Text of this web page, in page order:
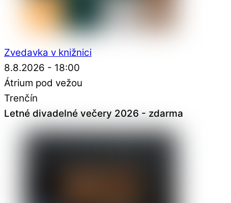
Zvedavka v knižnici
8.8.2026 - 18:00
Átrium pod vežou
Trenčín
Letné divadelné večery 2026 - zdarma